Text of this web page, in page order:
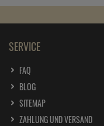
SERVICE
FAQ
BLOG
SITEMAP
ZAHLUNG UND VERSAND